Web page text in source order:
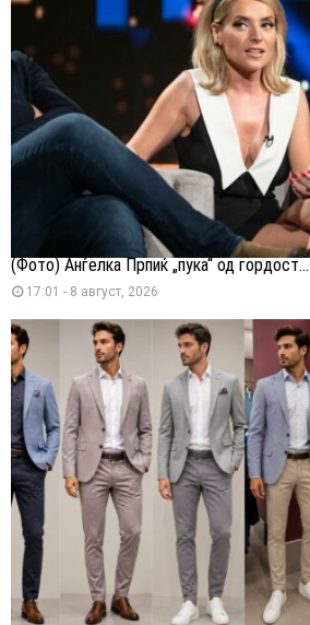
(Фото) Анѓелка Прпиќ „пука“ од гордост...
17:01 - 8 август, 2026